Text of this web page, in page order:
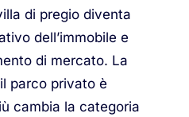
di pregio diventa
dell’immobile e
di mercato. La
parco privato è
cambia la categoria